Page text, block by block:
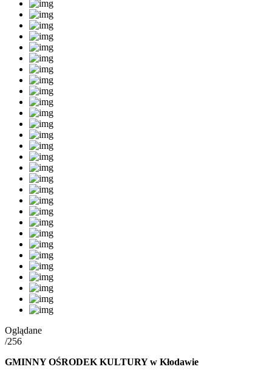
Oglądane
/256
GMINNY OŚRODEK KULTURY w Kłodawie